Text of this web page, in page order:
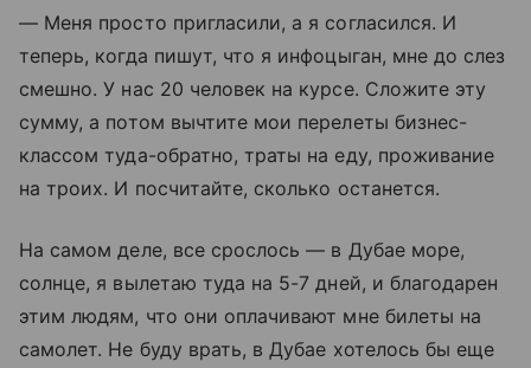
— Меня просто пригласили, а я согласился. И
теперь, когда пишут, что я инфоцыган, мне до слез
смешно. У нас 20 человек на курсе. Сложите эту
сумму, а потом вычтите мои перелеты бизнес-
классом туда-обратно, траты на еду, проживание
на троих. И посчитайте, сколько останется.
На самом деле, все срослось — в Дубае море,
солнце, я вылетаю туда на 5-7 дней, и благодарен
этим людям, что они оплачивают мне билеты на
самолет. Не буду врать, в Дубае хотелось бы еще